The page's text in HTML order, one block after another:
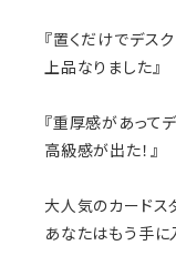
『置くだけでデス
上品なりました』
『重厚感があって
高級感が出た！』
大人気のカードス
あなたはもう手に